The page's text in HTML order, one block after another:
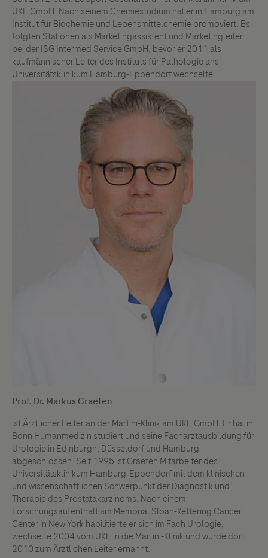
Prof. Dr. Markus Graefen
ist Ärztlicher Leiter an der Martini-Klinik am UKE GmbH. Er hat in
Bonn Humanmedizin studiert und seine Facharztausbildung für
Urologie in Edinburgh, Düsseldorf und Hamburg
abgeschlossen. Seit 1995 ist Graefen Mitarbeiter des
Universitätsklinikum Hamburg-Eppendorf mit dem klinischen
und wissenschaftlichen Schwerpunkt der Diagnostik und
Therapie des Prostatakarzinoms. Nach einem
Forschungsaufenthalt am Memorial Sloan-Kettering Cancer
Center in New York habilitierte er sich im Fach Urologie,
wechselte 2004 vom UKE in die Martini-Klinik und wurde dort
2010 zum Ärztlichen Leiter ernannt.
UKE GmbH. Nach seinem Chemiestudium hat er in Hamburg am
Institut für Biochemie und Lebensmittelchemie promoviert. Es
folgten Stationen als Marketingassistent und Marketingleiter
bei der ISG Intermed Service GmbH, bevor er 2011 als
kaufmännischer Leiter des Instituts für Pathologie ans
Universitätsklinikum Hamburg-Eppendorf wechselte.